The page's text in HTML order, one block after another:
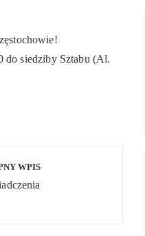
do siedziby Sztabu (Al.
WPIS